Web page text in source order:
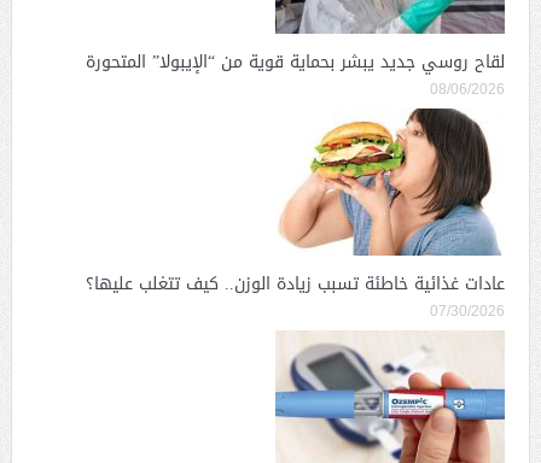
لقاح روسي جديد يبشر بحماية قوية من “الإيبولا” المتحورة
08/06/2026
عادات غذائية خاطئة تسبب زيادة الوزن.. كيف تتغلب عليها؟
07/30/2026